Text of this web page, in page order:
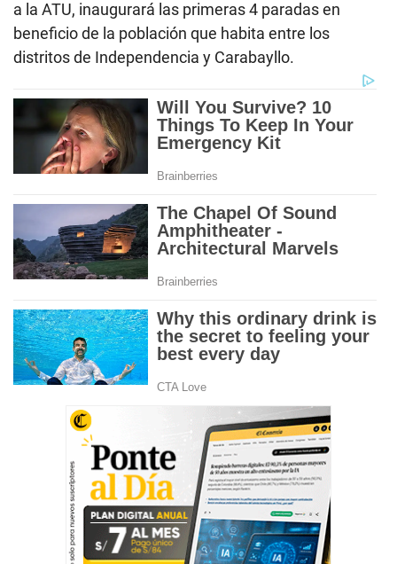
a la ATU, inaugurará las primeras 4 paradas en
beneficio de la población que habita entre los
distritos de Independencia y Carabayllo.